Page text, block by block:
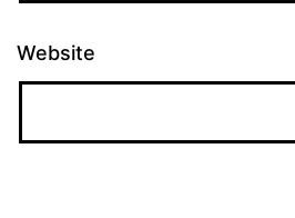
Website